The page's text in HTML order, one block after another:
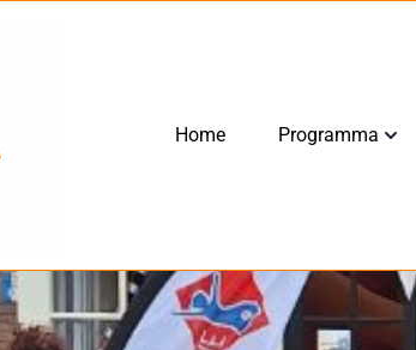
Home Programma